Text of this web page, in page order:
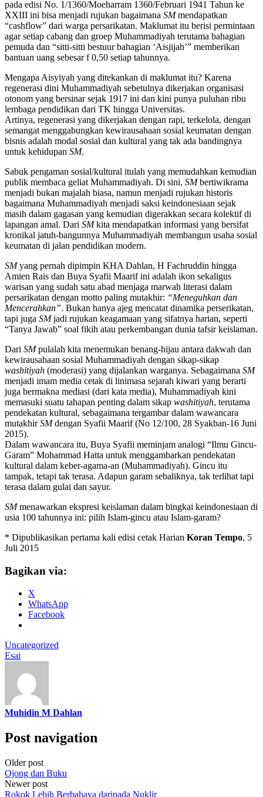
pada edisi No. 1/1360/Moeharram 1360/Februari 1941 Tahun ke
XXIII ini bisa menjadi rujukan bagaimana SMmendapatkan
“cashflow” dari warga persarikatan. Maklumat itu berisi permintaan
agar setiap cabang dan groep Muhammadiyah terutama bahagian
pemuda dan “sitti-sitti bestuur bahagian ‘Aisjijah’” memberikan
bantuan uang sebesar f 0,50 setiap tahunnya.
Mengapa Aisyiyah yang ditekankan di maklumat itu? Karena
regenerasi dini Muhammadiyah sebetulnya dikerjakan organisasi
otonom yang bersinar sejak 1917 ini dan kini punya puluhan ribu
lembaga pendidikan dari TK hingga Universitas.
Artinya, regenerasi yang dikerjakan dengan rapi, terkelola, dengan
semangat menggabungkan kewirausahaan sosial keumatan dengan
bisnis adalah modal sosial dan kultural yang tak ada bandingnya
untuk kehidupan SM.
Sabuk pengaman sosial/kultural itulah yang memudahkan kemudian
publik membaca geliat Muhammadiyah. Di sini, SMbertiwikrama
menjadi bukan majalah biasa, namun menjadi rujukan historis
bagaimana Muhammadiyah menjadi saksi keindonesiaan sejak
masih dalam gagasan yang kemudian digerakkan secara kolektif di
lapangan amal. Dari SMkita mendapatkan informasi yang bersifat
kronikal jatuh-bangunnya Muhammadiyah membangun usaha sosial
keumatan di jalan pendidikan modern.
SMyang pernah dipimpin KHA Dahlan, H Fachruddin hingga
Amien Rais dan Buya Syafii Maarif ini adalah ikon sekaligus
warisan yang sudah satu abad menjaga marwah literasi dalam
persarikatan dengan motto paling mutakhir: “Meneguhkan dan
Mencerahkan”. Bukan hanya ajeg mencatat dinamika perserikatan,
tapi juga SMjadi rujukan keagamaan yang sifatnya harian, seperti
“Tanya Jawab” soal fikih atau perkembangan dunia tafsir keislaman.
Dari SMpulalah kita menemukan benang-hijau antara dakwah dan
kewirausahaan sosial Muhammadiyah dengan sikap-sikap
washitiyah (moderasi) yang dijalankan warganya. Sebagaimana SM
menjadi imam media cetak di linimasa sejarah kiwari yang berarti
juga bermakna mediasi (dari kata media), Muhammadiyah kini
memasuki suatu tahapan penting dalam sikap washitiyah, terutama
pendekatan kultural, sebagaimana tergambar dalam wawancara
mutakhirSMdengan Syafii Maarif (No 12/100, 28 Syakban-16 Juni
2015).
Dalam wawancara itu, Buya Syafii meminjam analogi “Ilmu Gincu-
Garam” Mohammad Hatta untuk menggambarkan pendekatan
kultural dalam keber-agama-an (Muhammadiyah). Gincu itu
tampak, tetapi tak terasa. Adapun garam sebaliknya, tak terlihat tapi
terasa dalam gulai dan sayur.
SMmenawarkan ekspresi keislaman dalam bingkai keindonesiaan di
usia 100 tahunnya ini: pilih Islam-gincu atau Islam-garam?
* Dipublikasikan pertama kali edisi cetak Harian Koran Tempo, 5
Juli 2015
Bagikan via:
X
WhatsApp
Facebook
Uncategorized
Esai
Muhidin M Dahlan
Post navigation
Older post
Ojong dan Buku
Newer post
Rokok Lebih Berbahaya daripada Nuklir